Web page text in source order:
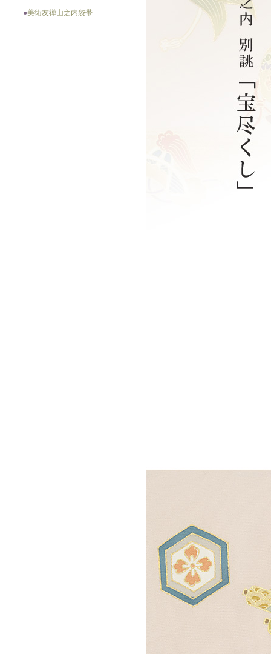
●美術友禅山之内袋帯